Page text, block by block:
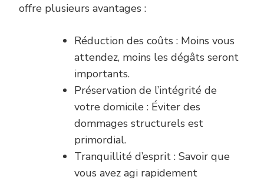
offre plusieurs avantages :
Réduction des coûts : Moins vous
attendez, moins les dégâts seront
importants.
Préservation de l’intégrité de
votre domicile : Éviter des
dommages structurels est
primordial.
Tranquillité d’esprit : Savoir que
vous avez agi rapidement